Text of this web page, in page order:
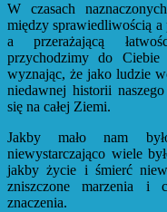
W czasach
między sprawiedliwością
a przerażającą
przychodzimy do
wyznając, że jako ludzie
niedawnej historii
się na całej Ziemi.
Jakby mało nam
niewystarczająco wiele
jakby życie i śmierć
zniszczone marzenia i
znaczenia.